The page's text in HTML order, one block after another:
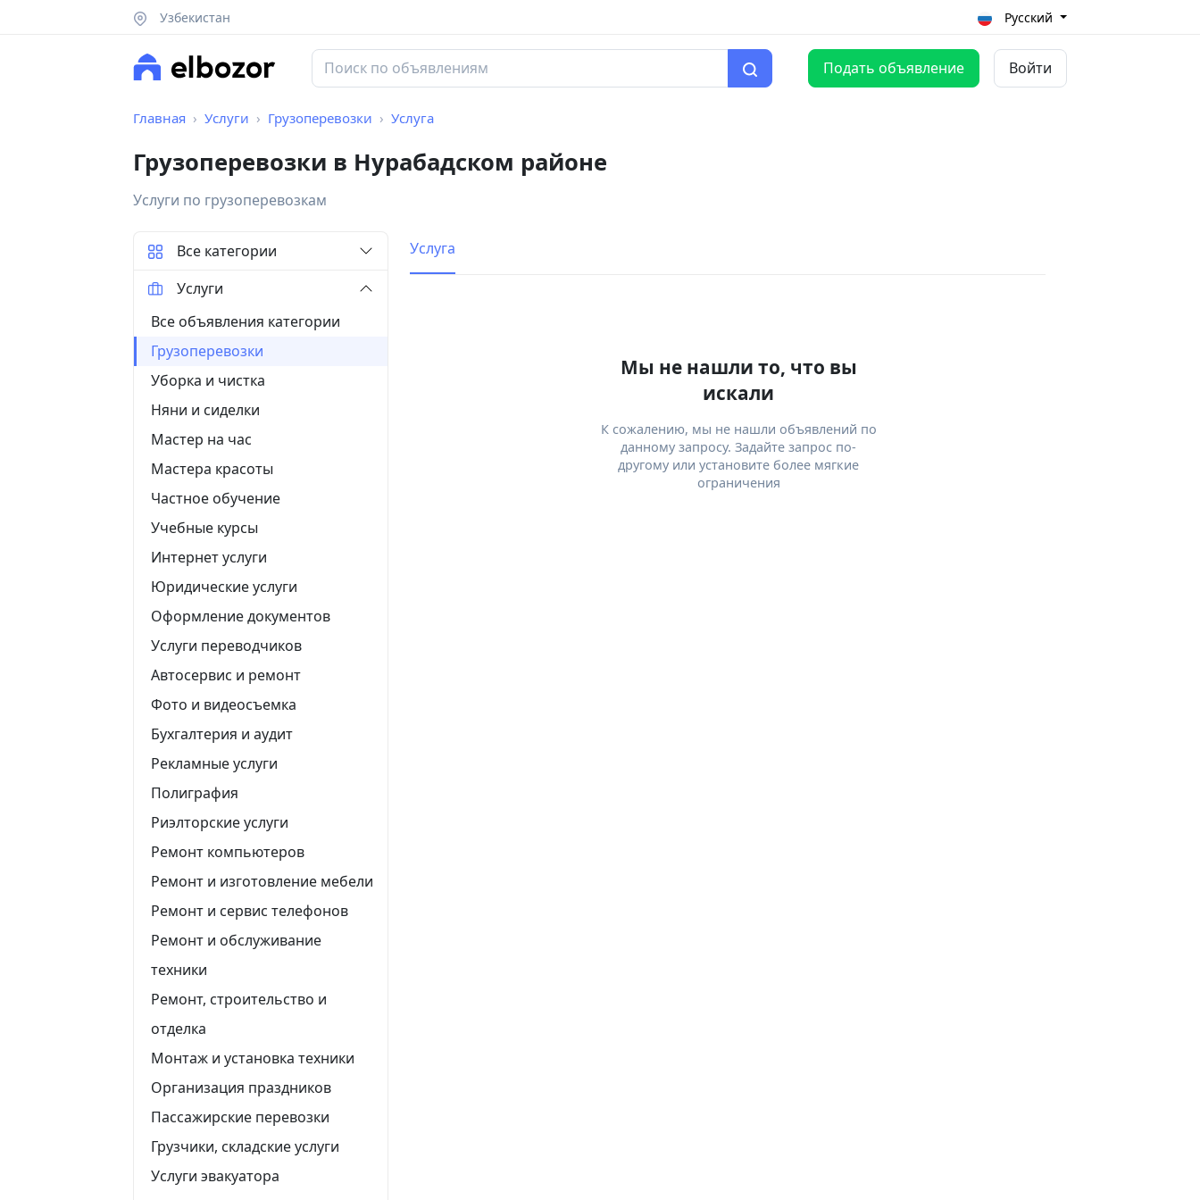
Узбекистан Русский
Подать объявление Войти
Главная Услуги Грузоперевозки Услуга
Грузоперевозки в Нурабадском районе
Услуги по грузоперевозкам
Услуга
Мы не нашли то, что вы
искали
К сожалению, мы не нашли объявлений по
данному запросу. Задайте запрос по-
другому или установите более мягкие
ограничения
Все категории
Услуги
Все объявления категории
Грузоперевозки
Уборка и чистка
Няни и сиделки
Мастер на час
Мастера красоты
Частное обучение
Учебные курсы
Интернет услуги
Юридические услуги
Оформление документов
Услуги переводчиков
Автосервис и ремонт
Фото и видеосъемка
Бухгалтерия и аудит
Рекламные услуги
Полиграфия
Риэлторские услуги
Ремонт компьютеров
Ремонт и изготовление мебели
Ремонт и сервис телефонов
Ремонт и обслуживание
техники
Ремонт, строительство и
отделка
Монтаж и установка техники
Организация праздников
Пассажирские перевозки
Грузчики, складские услуги
Услуги эвакуатора